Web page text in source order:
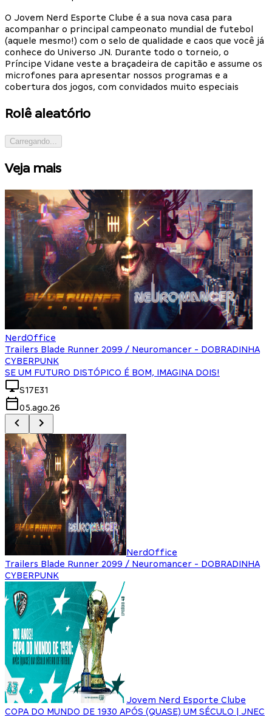
O Jovem Nerd Esporte Clube é a sua nova casa para
acompanhar o principal campeonato mundial de futebol
(aquele mesmo!) com o selo de qualidade e caos que você já
conhece do Universo JN. Durante todo o torneio, o
Príncipe Vidane veste a braçadeira de capitão e assume os
microfones para apresentar nossos programas e a
cobertura dos jogos, com convidados muito especiais
Rolê aleatório
Carregando...
Veja mais
NerdOffice
Trailers Blade Runner 2099 / Neuromancer - DOBRADINHA
CYBERPUNK
SE UM FUTURO DISTÓPICO É BOM, IMAGINA DOIS!
S17E31
05.ago.26
NerdOffice
Trailers Blade Runner 2099 / Neuromancer - DOBRADINHA
CYBERPUNK
Jovem Nerd Esporte Clube
COPA DO MUNDO DE 1930 APÓS (QUASE) UM SÉCULO | JNEC